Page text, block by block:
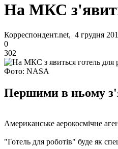
На МКС
Корреспондент.net, 4 грудня
0
302
Фото: NASA
Першими в ньому
Американське аерокосмічне
"Готель для роботів" буде як